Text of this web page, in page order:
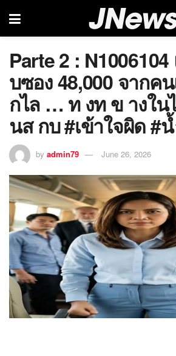
Parte 2 :
บซอง 48,000 จากค
กไล … ท งท ข างใน
นส กบ #เข้าใจผิด #
by admin79 June 26, 2026